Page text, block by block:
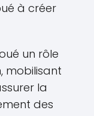
à créer
un rôle
mobilisant
la
des